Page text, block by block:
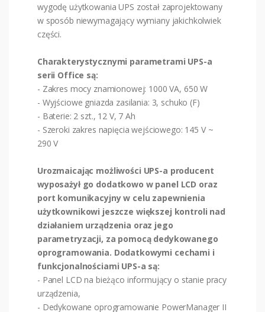
wygodę użytkowania UPS został zaprojektowany
w sposób niewymagający wymiany jakichkolwiek
części.
Charakterystycznymi parametrami UPS-a
serii Office są:
- Zakres mocy znamionowej: 1000 VA, 650 W
- Wyjściowe gniazda zasilania: 3, schuko (F)
- Baterie: 2 szt., 12 V, 7 Ah
- Szeroki zakres napięcia wejściowego: 145 V ~
290 V
Urozmaicając możliwości UPS-a producent
wyposażył go dodatkowo w panel LCD oraz
port komunikacyjny w celu zapewnienia
użytkownikowi jeszcze większej kontroli nad
działaniem urządzenia oraz jego
parametryzacji, za pomocą dedykowanego
oprogramowania. Dodatkowymi cechami i
funkcjonalnościami UPS-a są:
- Panel LCD na bieżąco informujący o stanie pracy
urządzenia,
- Dedykowane oprogramowanie PowerManager II